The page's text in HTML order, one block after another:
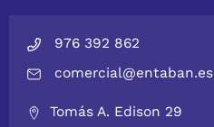
976 392 862
comercial@entaban.es
Tomás A. Edison 29